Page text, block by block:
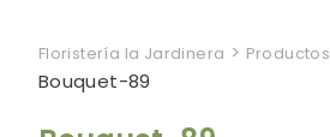
Floristería la Jardinera > Productos
Bouquet-89